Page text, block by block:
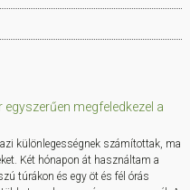
egyszerűen megfeledkezel a
különlegességnek számítottak, ma
Két hónapon át használtam a
túrákon és egy öt és fél órás